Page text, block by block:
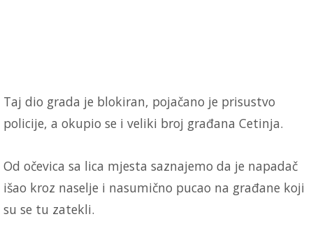
Taj dio grada je blokiran, pojačano je prisustvo
policije, a okupio se i veliki broj građana Cetinja.
Od očevica sa lica mjesta saznajemo da je napadač
išao kroz naselje i nasumično pucao na građane koji
su se tu zatekli.